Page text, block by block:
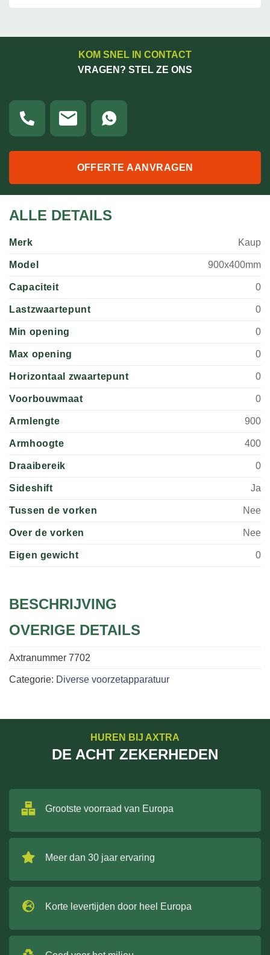
KOM SNEL IN CONTACT
VRAGEN? STEL ZE ONS
OFFERTE AANVRAGEN
ALLE DETAILS
Merk Kaup
Model 900x400mm
Capaciteit 0
Lastzwaartepunt 0
Min opening 0
Max opening 0
Horizontaal zwaartepunt 0
Voorbouwmaat 0
Armlengte 900
Armhoogte 400
Draaibereik 0
Sideshift Ja
Tussen de vorken Nee
Over de vorken Nee
Eigen gewicht 0
BESCHRIJVING
OVERIGE DETAILS
Axtranummer 7702
Categorie: Diverse voorzetapparatuur
HUREN BIJ AXTRA
DE ACHT ZEKERHEDEN
Grootste voorraad van Europa
Meer dan 30 jaar ervaring
Korte levertijden door heel Europa